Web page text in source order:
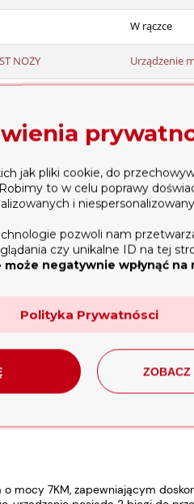
W rączce
NOŻY Urządzenie
kultywator? Prosimy o
7KM, zapewniającym
jak pliki cookie, do
to w celu poprawy
i
pozwoli nam
czy unikalne ID na tej
negatywnie wpłynąć
Polityka Prywatnósci
ZOBACZ